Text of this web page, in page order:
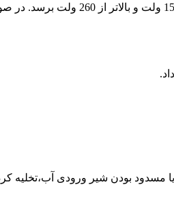
دلیل ارور ولتاژ منبع تغذیه دستگاه است.
مسدود بودن شیر ورودی آب،تخلیه